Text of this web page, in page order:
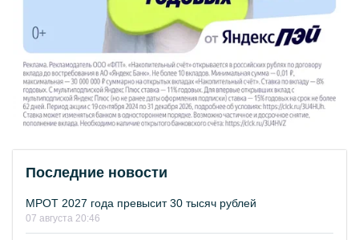
Последние новости
МРОТ 2027 года превысит 30 тысяч рублей
07 августа 20:46